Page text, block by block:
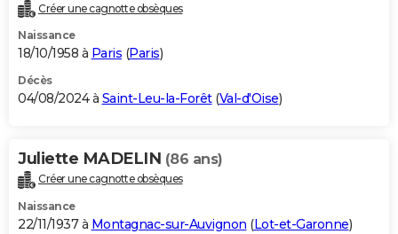
Créer une cagnotte obsèques
Naissance
18/10/1958 à Paris (Paris)
Décès
04/08/2024 à Saint-Leu-la-Forêt(Val-d'Oise)
Juliette MADELIN (86 ans)
Créer une cagnotte obsèques
Naissance
22/11/1937 à Montagnac-sur-Auvignon (Lot-et-Garonne)